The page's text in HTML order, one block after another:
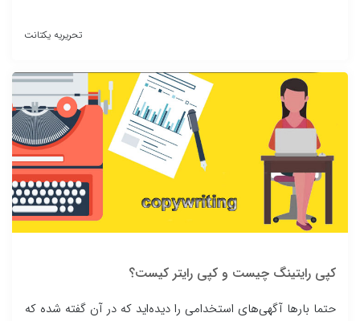
تحریریه یکتانت
کپی رایتینگ چیست و کپی رایتر کیست؟
حتما بارها آگهی‌های استخدامی را دیده‌اید که در آن گفته شده که